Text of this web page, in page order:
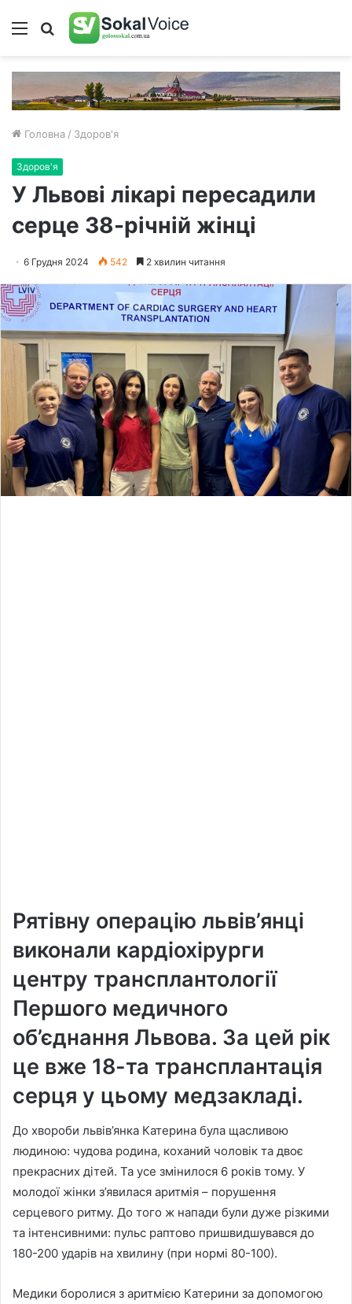
Меню Пошук
Головна / Здоров'я
Здоров'я
У Львові лікарі пересадили
серце 38-річній жінці
6 Грудня 2024 542 2 хвилин читання
Рятівну операцію львів’янці
виконали кардіохірурги
центру трансплантології
Першого медичного
об’єднання Львова. За цей рік
це вже 18-та трансплантація
серця у цьому медзакладі.
До хвороби львів’янка Катерина була щасливою
людиною: чудова родина, коханий чоловік та двоє
прекрасних дітей. Та усе змінилося 6 років тому. У
молодої жінки з’явилася аритмія – порушення
серцевого ритму. До того ж напади були дуже різкими
та інтенсивними: пульс раптово пришвидшувався до
180-200 ударів на хвилину (при нормі 80-100).
Медики боролися з аритмією Катерини за допомогою